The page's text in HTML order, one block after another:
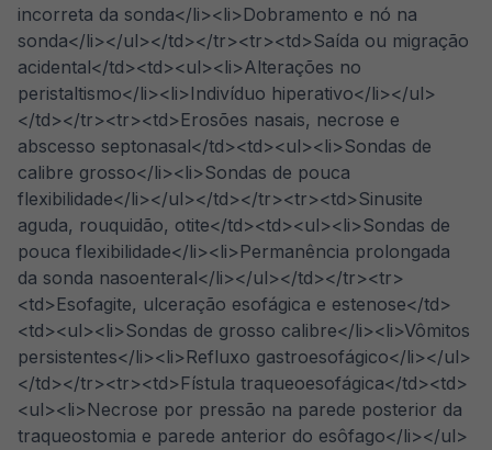
incorreta da sonda</li><li>Dobramento e nó na
sonda</li></ul></td></tr><tr><td>Saída ou migração
acidental</td><td><ul><li>Alterações no
peristaltismo</li><li>Indivíduo hiperativo</li></ul>
</td></tr><tr><td>Erosões nasais, necrose e
abscesso septonasal</td><td><ul><li>Sondas de
calibre grosso</li><li>Sondas de pouca
flexibilidade</li></ul></td></tr><tr><td>Sinusite
aguda, rouquidão, otite</td><td><ul><li>Sondas de
pouca flexibilidade</li><li>Permanência prolongada
da sonda nasoenteral</li></ul></td></tr><tr>
<td>Esofagite, ulceração esofágica e estenose</td>
<td><ul><li>Sondas de grosso calibre</li><li>Vômitos
persistentes</li><li>Refluxo gastroesofágico</li></ul>
</td></tr><tr><td>Fístula traqueoesofágica</td><td>
<ul><li>Necrose por pressão na parede posterior da
traqueostomia e parede anterior do esôfago</li></ul>